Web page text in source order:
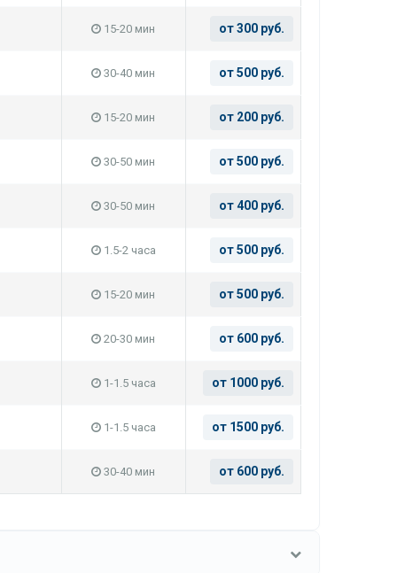
15-20 мин от 300 руб.
30-40 мин от 500 руб.
15-20 мин от 200 руб.
30-50 мин от 500 руб.
30-50 мин от 400 руб.
1.5-2 часа от 500 руб.
15-20 мин от 500 руб.
20-30 мин от 600 руб.
1-1.5 часа от 1000 руб.
1-1.5 часа от 1500 руб.
30-40 мин от 600 руб.